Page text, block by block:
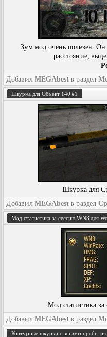
Зум мод очень полезен. Он
расстояние,
Добавил MEGAbest в раздел
Шкурка для Объект 140 #1
Шкурка для
Добавил MEGAbest в раздел
Мод статистика за сессию WN8 для
Мод статистика
Добавил MEGAbest в раздел
Контурные шкурки с зонами